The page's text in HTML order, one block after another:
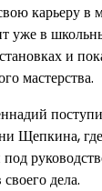
карьеру в
уже в
и
мастерства.
Щепкина,
дела.